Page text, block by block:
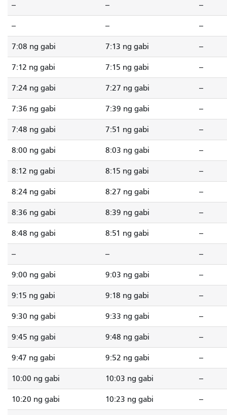
-- -- --
-- -- --
7:08 ng gabi 7:13 ng gabi --
7:12 ng gabi 7:15 ng gabi --
7:24 ng gabi 7:27 ng gabi --
7:36 ng gabi 7:39 ng gabi --
7:48 ng gabi 7:51 ng gabi --
8:00 ng gabi 8:03 ng gabi --
8:12 ng gabi 8:15 ng gabi --
8:24 ng gabi 8:27 ng gabi --
8:36 ng gabi 8:39 ng gabi --
8:48 ng gabi 8:51 ng gabi --
-- -- --
9:00 ng gabi 9:03 ng gabi --
9:15 ng gabi 9:18 ng gabi --
9:30 ng gabi 9:33 ng gabi --
9:45 ng gabi 9:48 ng gabi --
9:47 ng gabi 9:52 ng gabi --
10:00 ng gabi 10:03 ng gabi --
10:20 ng gabi 10:23 ng gabi --